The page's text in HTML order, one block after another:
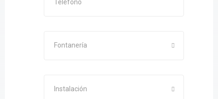
Fontanería
Instalación